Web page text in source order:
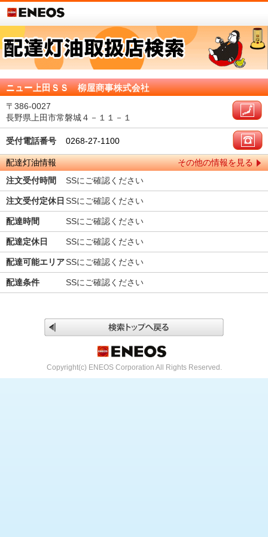
ニュー上田ＳＳ 柳屋商事株式会社
〒386-0027
長野県上田市常磐城４－１１－１
受付電話番号 0268-27-1100
配達灯油情報
その他の情報を見る
注文受付時間
SSにご確認ください
注文受付定休日 SSにご確認ください
配達時間 SSにご確認ください
配達定休日 SSにご確認ください
配達可能エリアSSにご確認ください
配達条件 SSにご確認ください
Copyright(c) ENEOS Corporation All Rights Reserved.